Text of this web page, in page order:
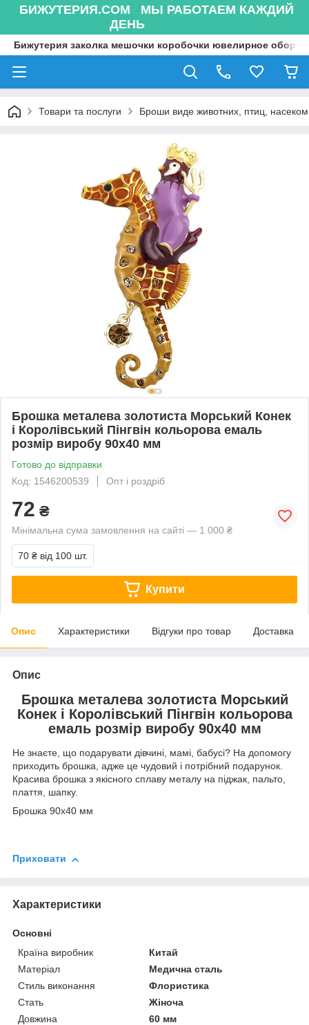
БИЖУТЕРИЯ.COM МЫ РАБОТАЕМ КАЖДИЙ
ДЕНЬ
Бижутерия заколка мешочки коробочки ювелирное
Товари та послуги Броши виде животних, птиц,
Брошка металева золотиста Морський Конек
і Королівський Пінгвін кольорова емаль
розмір виробу 90х40 мм
Готово до відправки
Код: 1546200539
Опт і роздріб
72 ₴
Мінімальна сума замовлення на сайті — 1 000 ₴
70 ₴ від 100 шт.
Купити
Опис Характеристики Відгуки про товар Доставка
Опис
Брошка металева золотиста Морський
Конек і Королівський Пінгвін кольорова
емаль розмір виробу 90х40 мм
Не знаєте, що подарувати дівчині, мамі, бабусі? На допомогу
приходить брошка, адже це чудовий і потрібний подарунок.
Красива брошка з якісного сплаву металу на піджак, пальто,
плаття, шапку.
Брошка 90х40 мм
Приховати
Характеристики
Основні
Країна виробник
Китай
Матеріал
Медична сталь
Стиль виконання
Флористика
Стать
Жіноча
Довжина
60 мм